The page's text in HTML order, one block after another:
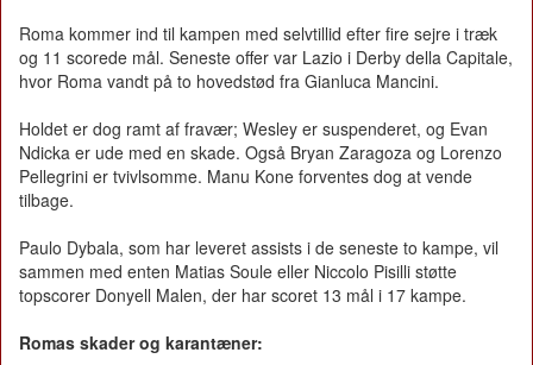
Roma kommer ind til kampen med selvtillid efter fire sejre i træk
og 11 scorede mål. Seneste offer var Lazio i Derby della Capitale,
hvor Roma vandt på to hovedstød fra Gianluca Mancini.
Holdet er dog ramt af fravær; Wesley er suspenderet, og Evan
Ndicka er ude med en skade. Også Bryan Zaragoza og Lorenzo
Pellegrini er tvivlsomme. Manu Kone forventes dog at vende
tilbage.
Paulo Dybala, som har leveret assists i de seneste to kampe, vil
sammen med enten Matias Soule eller Niccolo Pisilli støtte
topscorer Donyell Malen, der har scoret 13 mål i 17 kampe.
Romas skader og karantæner: